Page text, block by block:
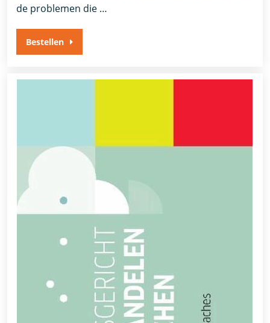
de problemen die …
Bestellen